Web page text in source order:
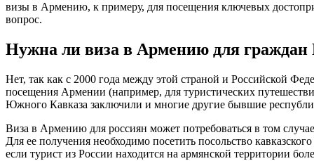
визы в Армению, к примеру, для посещения ключевых
вопрос.
Нужна ли виза в Армению для граждан
Нет, так как с 2000 года между этой страной и Российской
посещения Армении (например, для туристических
Южного Кавказа заключили и многие другие бывшие
Виза в Армению для россиян может потребоваться в том
Для ее получения необходимо посетить посольство
если турист из России находится на армянской территории